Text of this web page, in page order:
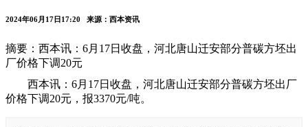
2024年06月17日17:20 来源：西本资讯
摘要：西本讯：6月17日收盘，河北唐山迁安部分普碳方坯出
厂价格下调20元
西本讯：6月17日收盘，河北唐山迁安部分普碳方坯出厂
价格下调20元，报3370元/吨。